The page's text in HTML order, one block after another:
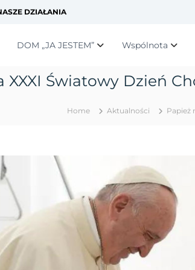
DZIAŁANIA
DOM „JA JESTEM” Wspólnota
Światowy Dzień
Home Aktualności Papież